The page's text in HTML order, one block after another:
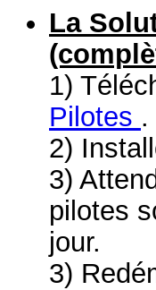
La
1)
Pilotes .
2)
3)
pilotes
jour.
3)